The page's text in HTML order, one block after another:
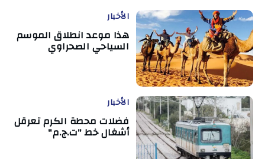
الأخبار
هذا موعد انطلاق الموسم
السياحي الصحراوي
الأخبار
فضلات محطة الكرم تعرقل
أشغال خط "ت.ج.م"